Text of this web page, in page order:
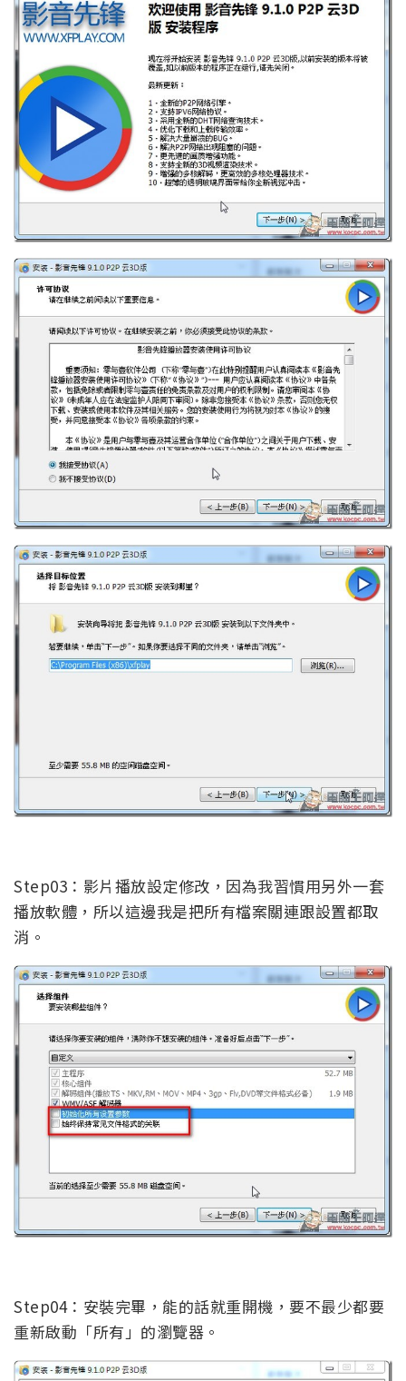
Step03：影片播放設定修改，因為我習慣用另外一套
播放軟體，所以這邊我是把所有檔案關連跟設置都取
消。
Step04：安裝完畢，能的話就重開機，要不最少都要
重新啟動「所有」的瀏覽器。